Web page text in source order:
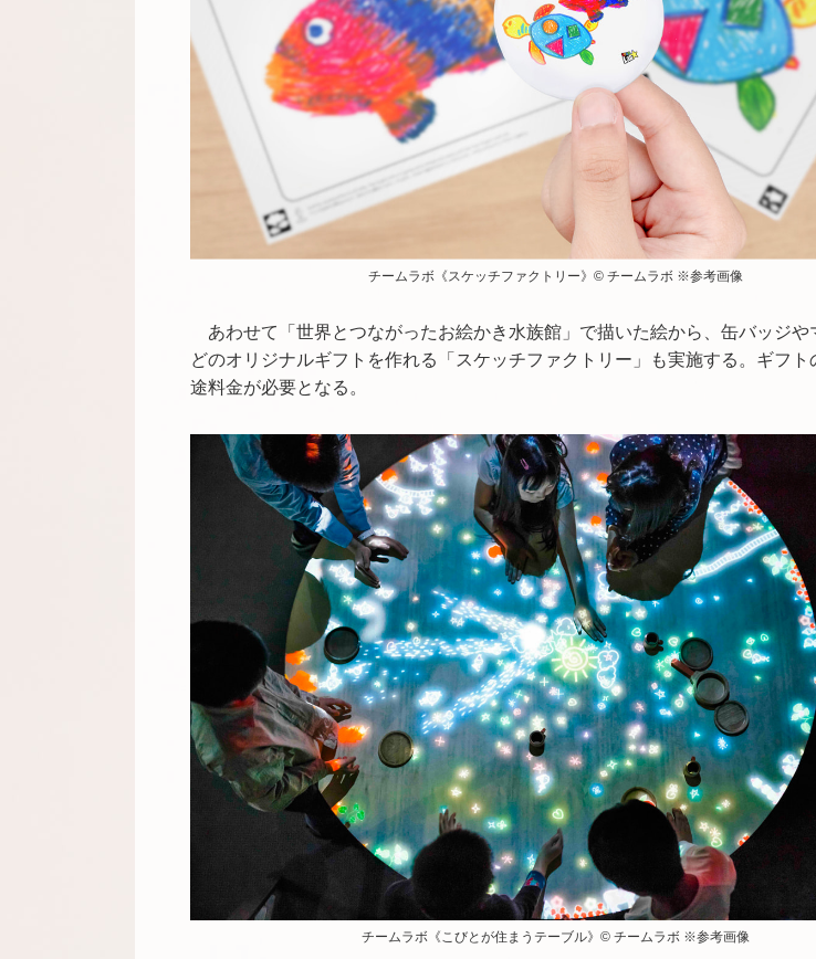
チームラボ《スケッチファクトリー》© チームラボ ※参考画像
あわせて「世界とつながったお絵かき水族館」で描いた絵から、缶バッジや
どのオリジナルギフトを作れる「スケッチファクトリー」も実施する。ギフト
途料金が必要となる。
チームラボ《こびとが住まうテーブル》© チームラボ ※参考画像